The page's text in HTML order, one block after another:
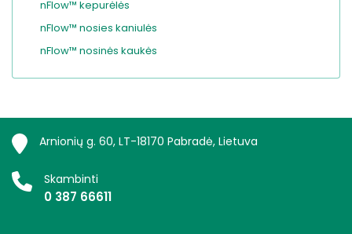
nFlow™ kepurėlės
nFlow™ nosies kaniulės
nFlow™ nosinės kaukės
Arnionių g. 60, LT-18170 Pabradė, Lietuva
Skambinti
0 387 66611